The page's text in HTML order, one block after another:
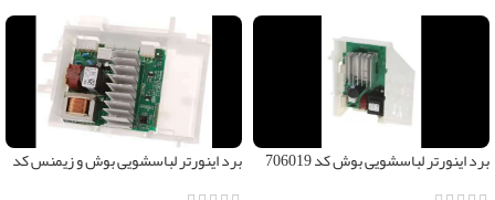
برد اینورتر لباسشویی بوش کد 706019
برد اینورتر لباسشویی بوش و زیمنس کد